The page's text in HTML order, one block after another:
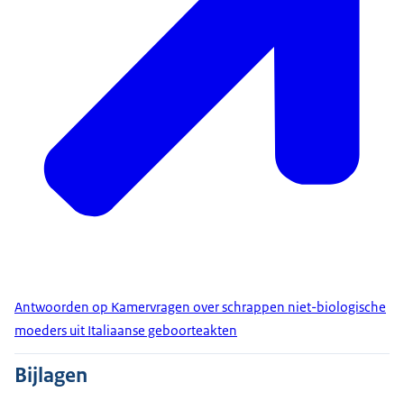
Antwoorden op Kamervragen over schrappen niet-biologische
moeders uit Italiaanse geboorteakten
Bijlagen